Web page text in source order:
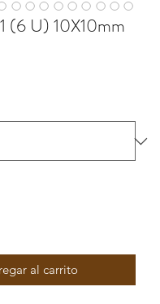
(6 U) 10X10mm
al carrito